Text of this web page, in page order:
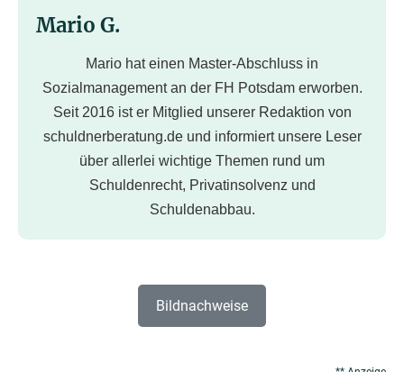
Mario G.
Mario hat einen Master-Abschluss in
Sozialmanagement an der FH Potsdam erworben.
Seit 2016 ist er Mitglied unserer Redaktion von
schuldnerberatung.de und informiert unsere Leser
über allerlei wichtige Themen rund um
Schuldenrecht, Privatinsolvenz und
Schuldenabbau.
Bildnachweise